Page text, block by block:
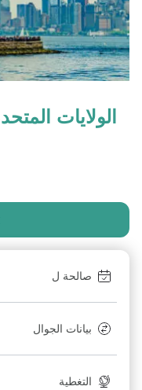
صالحة ل
بيانات الجوال
التغطية